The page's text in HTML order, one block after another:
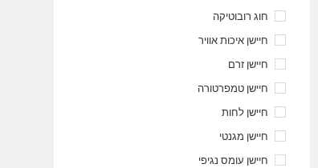
חוג רובוטיקה
חיישן איכות אוויר
חיישן זרם
חיישן טמפרטורה
חיישן לחות
חיישן מגנטי
חיישן עומס נגיפי